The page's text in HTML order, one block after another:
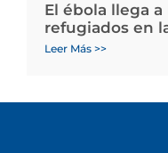
El ébola llega
refugiados en
Leer Más >>